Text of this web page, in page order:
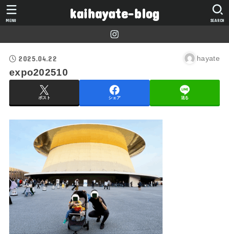
kaihayate-blog SEARCH
MENU
2025.04.22 hayate
expo202510
ポスト シェア 送る